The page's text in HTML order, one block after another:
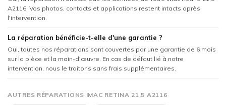
A2116. Vos photos, contacts et applications restent intacts après
l'intervention.
La réparation bénéficie-t-elle d'une garantie ?
Oui, toutes nos réparations sont couvertes par une garantie de 6 mois
sur la pièce et la main-d'œuvre. En cas de défaut lié à notre
intervention, nous le traitons sans frais supplémentaires.
AUTRES RÉPARATIONS IMAC RETINA 21,5 A2116